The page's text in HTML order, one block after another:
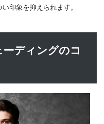
印象を抑えられます。